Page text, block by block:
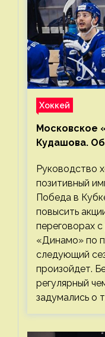
Хоккей
Московское
Кудашова.
Руководство
позитивный
Победа в
повысить
переговорах
«Динамо» по
следующий
произойдет.
регулярный
задумались о